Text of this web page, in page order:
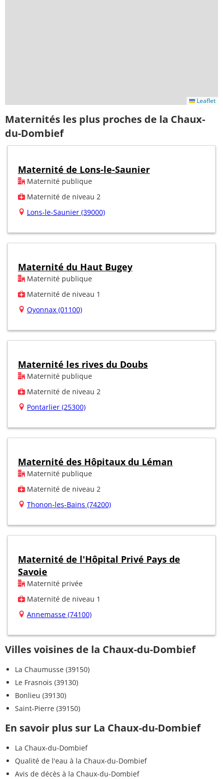
Leaflet
Maternités les plus proches de la Chaux-
du-Dombief
Maternité de Lons-le-Saunier
Maternité publique
Maternité de niveau 2
Lons-le-Saunier (39000)
Maternité du Haut Bugey
Maternité publique
Maternité de niveau 1
Oyonnax (01100)
Maternité les rives du Doubs
Maternité publique
Maternité de niveau 2
Pontarlier (25300)
Maternité des Hôpitaux du Léman
Maternité publique
Maternité de niveau 2
Thonon-les-Bains (74200)
Maternité de l'Hôpital Privé Pays de
Savoie
Maternité privée
Maternité de niveau 1
Annemasse (74100)
Villes voisines de la Chaux-du-Dombief
La Chaumusse (39150)
Le Frasnois (39130)
Bonlieu (39130)
Saint-Pierre (39150)
En savoir plus sur La Chaux-du-Dombief
La Chaux-du-Dombief
Qualité de l'eau à la Chaux-du-Dombief
Avis de décès à la Chaux-du-Dombief